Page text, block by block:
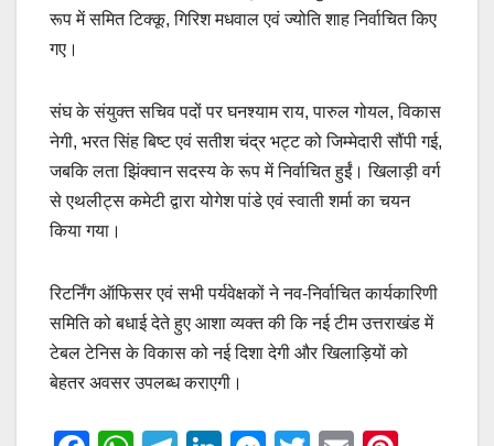
रूप में समित टिक्कू, गिरिश मधवाल एवं ज्योति शाह निर्वाचित किए
गए।
संघ के संयुक्त सचिव पदों पर घनश्याम राय, पारुल गोयल, विकास
नेगी, भरत सिंह बिष्ट एवं सतीश चंद्र भट्ट को जिम्मेदारी सौंपी गई,
जबकि लता झिंक्वान सदस्य के रूप में निर्वाचित हुईं। खिलाड़ी वर्ग
से एथलीट्स कमेटी द्वारा योगेश पांडे एवं स्वाती शर्मा का चयन
किया गया।
रिटर्निंग ऑफिसर एवं सभी पर्यवेक्षकों ने नव-निर्वाचित कार्यकारिणी
समिति को बधाई देते हुए आशा व्यक्त की कि नई टीम उत्तराखंड में
टेबल टेनिस के विकास को नई दिशा देगी और खिलाड़ियों को
बेहतर अवसर उपलब्ध कराएगी।